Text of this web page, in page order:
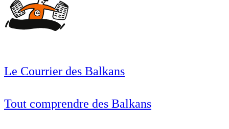
Le Courrier des Balkans
Tout comprendre des Balkans